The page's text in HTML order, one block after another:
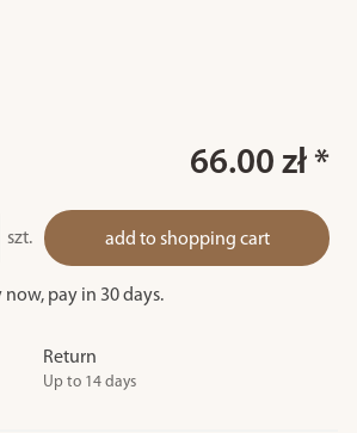
66.00 zł *
szt. add to shopping cart
now, pay in 30 days.
Return
Up to 14 days